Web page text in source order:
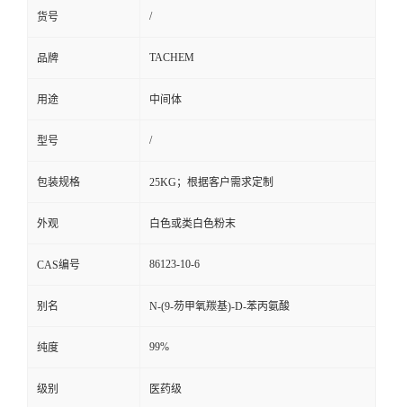
货号 /
品牌 TACHEM
用途 中间体
型号 /
包装规格 25KG；根据客户需求定制
外观 白色或类白色粉末
CAS编号 86123-10-6
别名 N-(9-芴甲氧羰基)-D-苯丙氨酸
纯度 99%
级别 医药级